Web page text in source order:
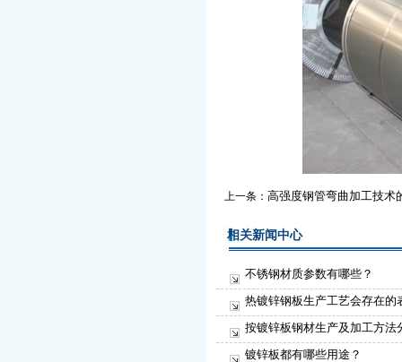
上一条： 高强度钢管弯曲加工技术
相关新闻中心
不锈钢材质参数有哪些？
热镀锌钢板生产工艺会存在的
按镀锌板钢材生产及加工方法
镀锌板都有哪些用途？